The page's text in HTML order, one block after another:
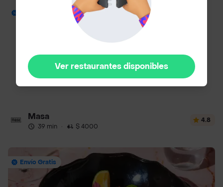
Masa
39 min · $ 4000
4.8
Envío Gratis
Ver restaurantes disponibles